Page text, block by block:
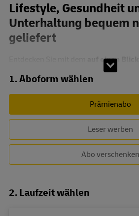
Lifestyle, Gesundheit
Unterhaltung bequem
geliefert
auf einen
Abo
1. Aboform wählen
Prämienabo
Leser werben
Abo verschenken
2. Laufzeit wählen